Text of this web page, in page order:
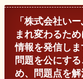
「株式会社い
まれ変わるた
情報を発信し
問題を公にす
め、問題点を